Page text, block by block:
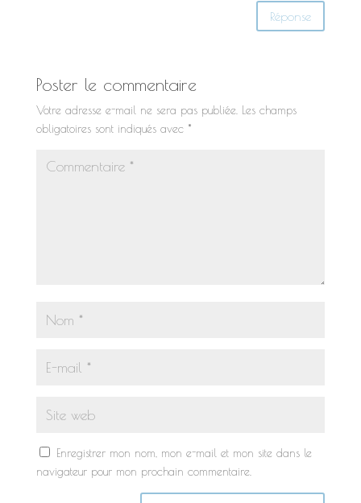
Réponse
Poster le commentaire
Votre adresse e-mail ne sera pas publiée.
Les champs
obligatoires sont indiqués avec *
Enregistrer mon nom, mon e-mail et mon site dans le
navigateur pour mon prochain commentaire.